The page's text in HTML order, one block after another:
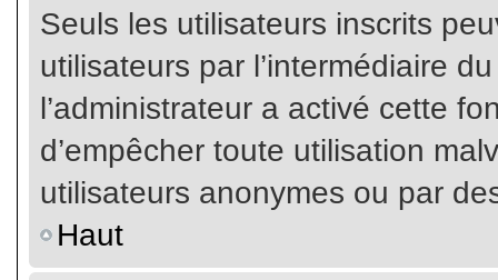
Seuls les utilisateurs inscrits
utilisateurs par l’intermédiaire
l’administrateur a activé cette
d’empêcher toute utilisation
utilisateurs anonymes ou par
Haut